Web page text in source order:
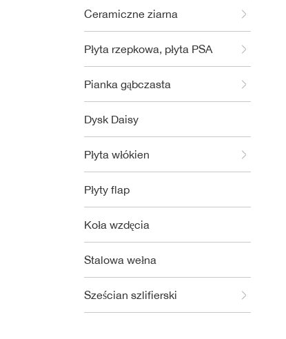
Ceramiczne ziarna
Płyta rzepkowa, płyta PSA
Pianka gąbczasta
Dysk Daisy
Płyta włókien
Płyty flap
Koła wzdęcia
Stalowa wełna
Sześcian szlifierski